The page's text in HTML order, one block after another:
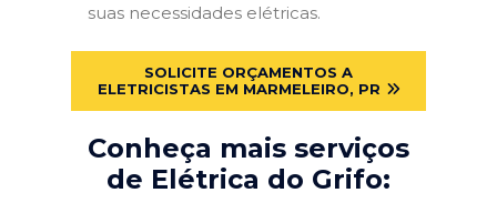
suas necessidades elétricas.
SOLICITE ORÇAMENTOS A
ELETRICISTAS EM MARMELEIRO, PR
Conheça mais serviços
de Elétrica do Grifo: